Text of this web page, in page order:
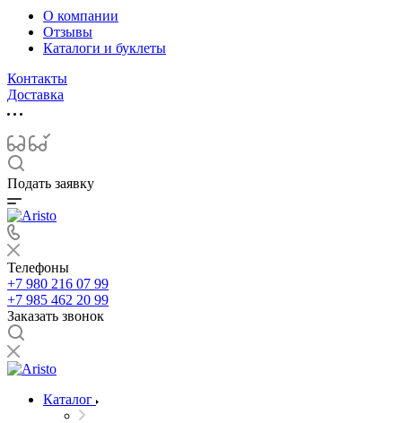
О компании
Отзывы
Каталоги и буклеты
Контакты
Доставка
Подать заявку
Телефоны
+7 980 216 07 99
+7 985 462 20 99
Заказать звонок
Каталог